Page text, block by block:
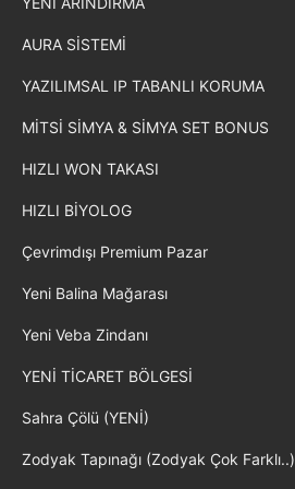
AURA SİSTEMİ
YAZILIMSAL IP TABANLI KORUMA
MİTSİ SİMYA & SİMYA SET BONUS
HIZLI WON TAKASI
HIZLI BİYOLOG
Çevrimdışı Premium Pazar
Yeni Balina Mağarası
Yeni Veba Zindanı
YENİ TİCARET BÖLGESİ
Sahra Çölü (YENİ)
Zodyak Tapınağı (Zodyak Çok Farklı..)